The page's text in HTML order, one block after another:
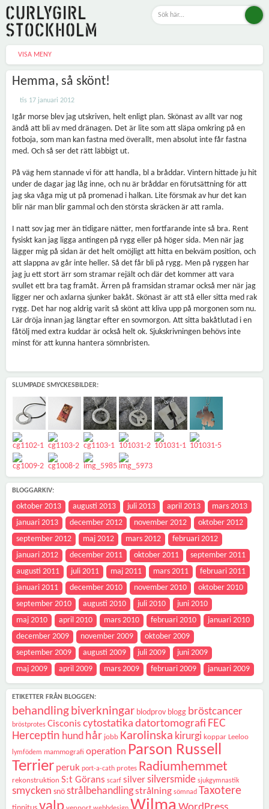
VISA MENY
Hemma, så skönt!
tis 17 januari 2012
Igår morse blev jag utskriven, helt enligt plan. Skönast av allt var nog
ändå att bli av med dränagen. Det är lite som att släpa omkring på en
fotboja, som man kan fastna med överallt, men absolut inte får fastna
med. Och så ser det rätt läbbigt ut.
På väg hem stannade vi för att handla, bl a bråddar. Vintern hittade ju hit
under de dagar jag låg inne, och nu är bråddar en förutsättning för att
jag ska våga mig ut på promenad i halkan. Lite försmak av hur det kan
blir när man blir gammal och den största skräcken är att ramla.
I natt sov jag mer än tidigare nätter, men fortfarande inte så bra. Rent
fysiskt kan jag ligga antingen på rygg eller på höger sida. Men när jag
lägger mig på sidan är det helt omöjligt att hitta en bekväm position, och
att slappna av går inte heller. Så det får bli på rygg. Men på ryggen har
jag ju ett stort ärr som stramar rejält och där det kommer att vara
svullet ett bra tag framåt. Ärren på framsidan stramar också mer när jag
ligger ner och axlarna sjunker bakåt. Skönast är att stå eller sitta med rak
rygg. Det har nog aldrig varit så skönt att kliva upp på morgonen som nu.
Lär dröja innan jag längtar efter en sovmorgon. Att sitta bakåtlutad i en
fåtölj med extra kuddar är också helt ok. Sjukskrivningen behövs inte
minst för att kunna hantera sömnbristen.
SLUMPADE SMYCKESBILDER:
BLOGGARKIV:
oktober 2013 augusti 2013 juli 2013 april 2013
mars 2013
januari 2013
december 2012 november 2012
oktober 2012
september 2012
maj 2012 mars 2012
februari 2012
januari 2012
december 2011 oktober 2011
september 2011
augusti 2011
juli 2011 maj 2011 mars 2011
februari 2011
januari 2011
december 2010 november 2010
oktober 2010
september 2010
augusti 2010 juli 2010
juni 2010
maj 2010
april 2010 mars 2010 februari 2010
januari 2010
december 2009
november 2009
oktober 2009
september 2009
augusti 2009 juli 2009
juni 2009
maj 2009
april 2009 mars 2009 februari 2009 januari 2009
ETIKETTER FRÅN BLOGGEN:
behandlingbiverkningar blodprov blogg bröstcancer
bröstprotes Cisconis cytostatika datortomografi FEC
Herceptin hund hår jobb Karolinska kirurgi koppar Leeloo
lymfödem mammografi operation Parson Russell
Terrier peruk port-a-cath protes Radiumhemmet
rekonstruktion S:t Görans scarf silversilversmide sjukgymnastik
smycken snö strålbehandlingstrålning sömnad Taxotere